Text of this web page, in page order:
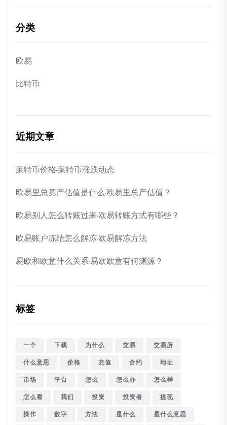
分类
欧易
比特币
近期文章
莱特币价格-莱特币涨跌动态
欧易里总竟产估值是什么-欧易里总产估值？
欧易别人怎么转账过来-欧易转账方式有哪些？
欧易账户冻结怎么解冻-欧易解冻方法
易欧和欧意什么关系-易欧欧意有何渊源？
标签
一个 下载 为什么 交易
交易所
什么意思
价格 充值 合约
地址
市场
平台 怎么 怎么办
怎么样
怎么看
我们 投资 投资者
提现
操作
数字 方法 是什么
是什么意思